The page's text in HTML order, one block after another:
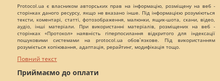
Protocol.ua є власником авторських прав на інформацію, розміщену на веб -
сторінках даного ресурсу, якщо не вказано інше. Під інформацією розуміються
тексти, коментарі, статті, фотозображення, малюнки, ящик-шота, скани, відео,
аудіо, інші матеріали. При використанні матеріалів, розміщених на веб -
сторінках «Протокол» наявність гіперпосилання відкритого для індексації
пошуковими системами на protocol.ua обов`язкове. Під використанням
розуміється копіювання, адаптація, рерайтинг, модифікація тощо.
Повний текст
Приймаємо до оплати